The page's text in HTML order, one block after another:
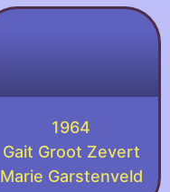
1964
Gait Groot Zevert
Marie Garstenveld